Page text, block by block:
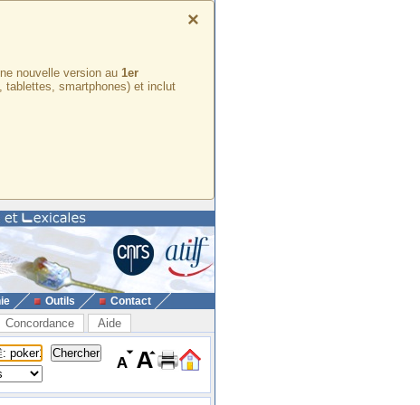
×
nouvelle version au 1er
tablettes, smartphones) et inclut
Outils Contact
Concordance Aide